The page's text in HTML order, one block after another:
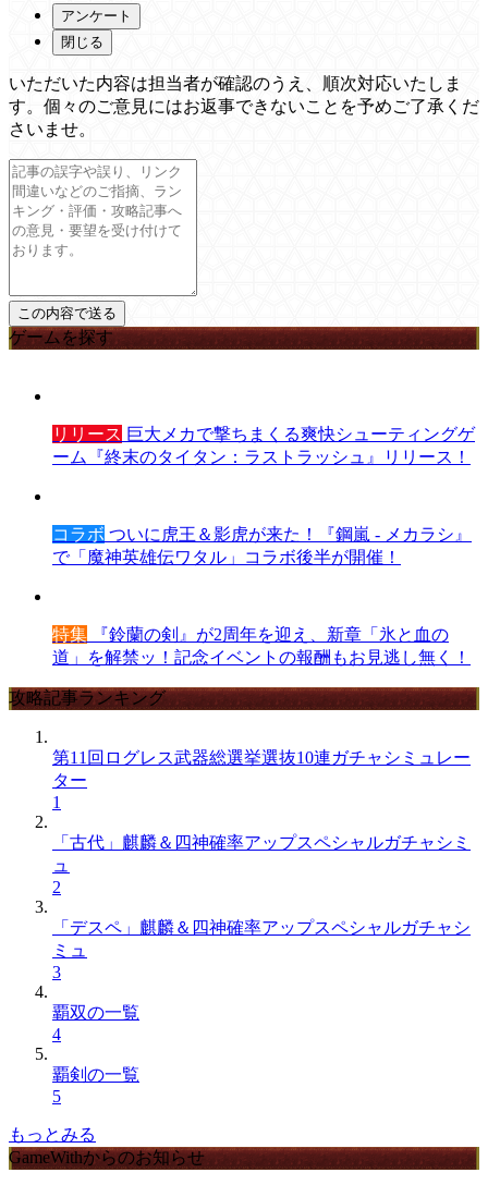
アンケート
閉じる
いただいた内容は担当者が確認のうえ、順次対応いたしま
す。個々のご意見にはお返事できないことを予めご了承くだ
さいませ。
ゲームを探す
リリース 巨大メカで撃ちまくる爽快シューティングゲ
ーム『終末のタイタン：ラストラッシュ』リリース！
コラボ ついに虎王＆影虎が来た！『鋼嵐 - メカラシ』
で「魔神英雄伝ワタル」コラボ後半が開催！
特集 『鈴蘭の剣』が2周年を迎え、新章「氷と血の
道」を解禁ッ！記念イベントの報酬もお見逃し無く！
攻略記事ランキング
第11回ログレス武器総選挙選抜10連ガチャシミュレー
ター
1
「古代」麒麟＆四神確率アップスペシャルガチャシミ
ュ
2
「デスペ」麒麟＆四神確率アップスペシャルガチャシ
ミュ
3
覇双の一覧
4
覇剣の一覧
5
もっとみる
GameWithからのお知らせ